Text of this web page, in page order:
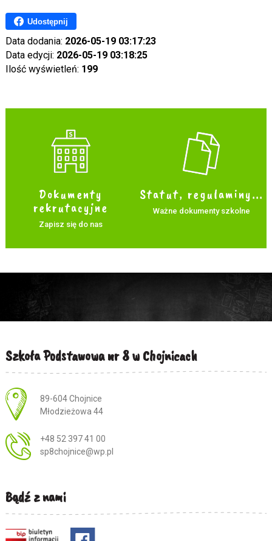
Udostępnij
Data dodania: 2026-05-19 03:17:23
Data edycji: 2026-05-19 03:18:25
Ilość wyświetleń: 199
Dokumenty
rekrutacyjne
Zapisz się do nas
Statut, regulaminy...
Ważne dokumenty szkolne
Szkoła Podstawowa nr 8 w Chojnicach
Adres pocztowy:
89-604 Chojnice
Młodzieżowa 44
+48 52 397 41 00
sp8chojnice@wp.pl
Bądź z nami